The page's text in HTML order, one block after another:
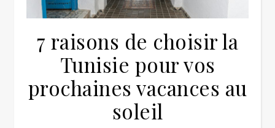
7 raisons de choisir la
Tunisie pour vos
prochaines vacances au
soleil